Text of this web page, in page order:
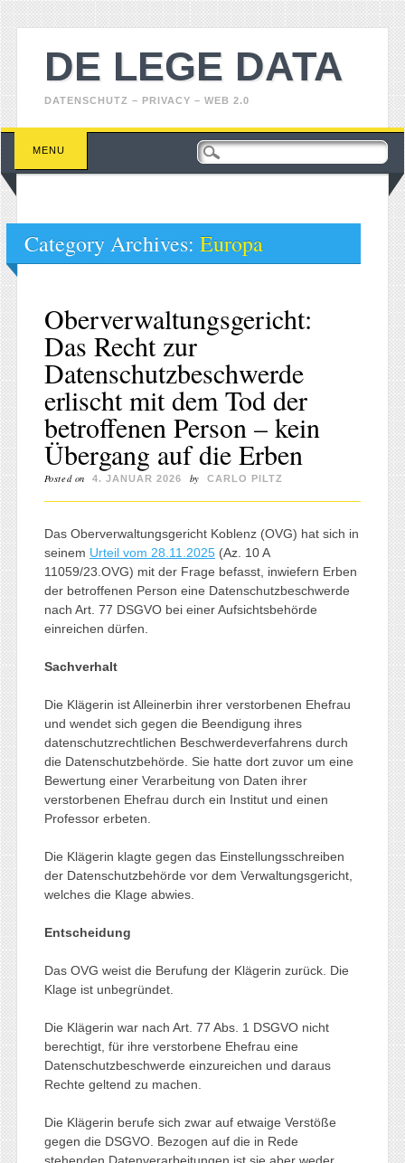
DE LEGE DATA
DATENSCHUTZ – PRIVACY – WEB 2.0
Main menu
Skip
content
MENU
Category Archives: Europa
Oberverwaltungsgericht:
Das Recht zur
Datenschutzbeschwerde
erlischt mit dem Tod der
betroffenen Person – kein
Übergang auf die Erben
Posted on 4. JANUAR 2026 by CARLO PILTZ
Das Oberverwaltungsgericht Koblenz (OVG) hat sich in
seinem Urteil vom 28.11.2025(Az. 10 A
11059/23.OVG) mit der Frage befasst, inwiefern Erben
der betroffenen Person eine Datenschutzbeschwerde
nach Art. 77 DSGVO bei einer Aufsichtsbehörde
einreichen dürfen.
Sachverhalt
Die Klägerin ist Alleinerbin ihrer verstorbenen Ehefrau
und wendet sich gegen die Beendigung ihres
datenschutzrechtlichen Beschwerdeverfahrens durch
die Datenschutzbehörde. Sie hatte dort zuvor um eine
Bewertung einer Verarbeitung von Daten ihrer
verstorbenen Ehefrau durch ein Institut und einen
Professor erbeten.
Die Klägerin klagte gegen das Einstellungsschreiben
der Datenschutzbehörde vor dem Verwaltungsgericht,
welches die Klage abwies.
Entscheidung
Das OVG weist die Berufung der Klägerin zurück. Die
Klage ist unbegründet.
Die Klägerin war nach Art. 77 Abs. 1 DSGVO nicht
berechtigt, für ihre verstorbene Ehefrau eine
Datenschutzbeschwerde einzureichen und daraus
Rechte geltend zu machen.
Die Klägerin berufe sich zwar auf etwaige Verstöße
gegen die DSGVO. Bezogen auf die in Rede
stehenden Datenverarbeitungen ist sie aber weder